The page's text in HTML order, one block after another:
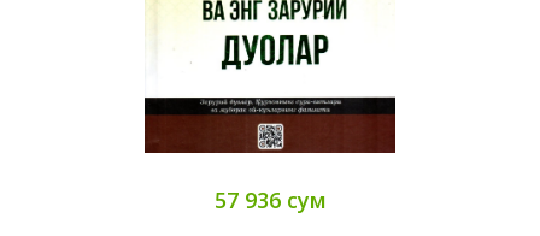
57 936 сум